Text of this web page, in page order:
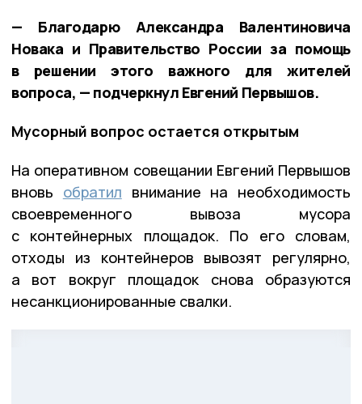
— Благодарю Александра Валентиновича
Новака и Правительство России за помощь
в решении этого важного для жителей
вопроса, — подчеркнул Евгений Первышов.
Мусорный вопрос остается открытым
На оперативном совещании Евгений Первышов
вновь обратил внимание на необходимость
своевременного вывоза мусора
с контейнерных площадок. По его словам,
отходы из контейнеров вывозят регулярно,
а вот вокруг площадок снова образуются
несанкционированные свалки.